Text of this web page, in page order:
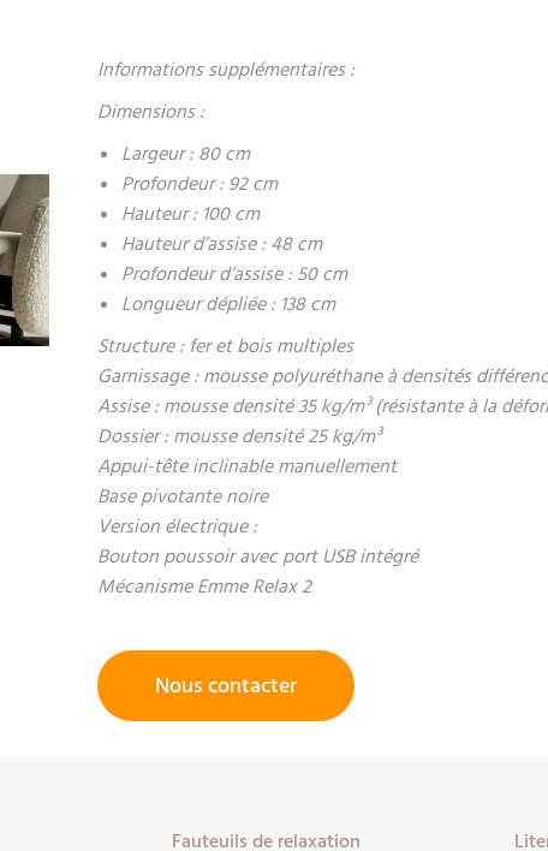
Informations supplémentaires :
Dimensions :
Largeur : 80 cm
Profondeur : 92 cm
Hauteur : 100 cm
Hauteur d’assise : 48 cm
Profondeur d’assise : 50 cm
Longueur dépliée : 138 cm
Structure : fer et bois multiples
Garnissage : mousse polyuréthane à densités
Assise : mousse densité 35 kg/m³ (résistante à la
Dossier : mousse densité 25 kg/m³
Appui-tête inclinable manuellement
Base pivotante noire
Version électrique :
Bouton poussoir avec port USB intégré
Mécanisme Emme Relax 2
Nous contacter
Fauteuils de relaxation